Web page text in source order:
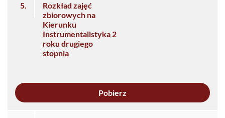
5.
Rozkład zajęć
zbiorowych na
Kierunku
Instrumentalistyka 2
roku drugiego
stopnia
Pobierz